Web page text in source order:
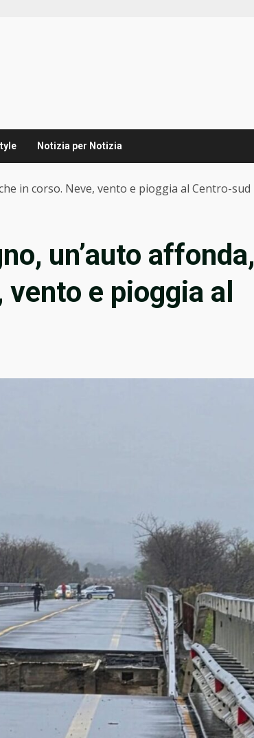
Notizia per Notizia
in corso. Neve, vento e pioggia al Centro-sud
un’auto affonda,
e pioggia al